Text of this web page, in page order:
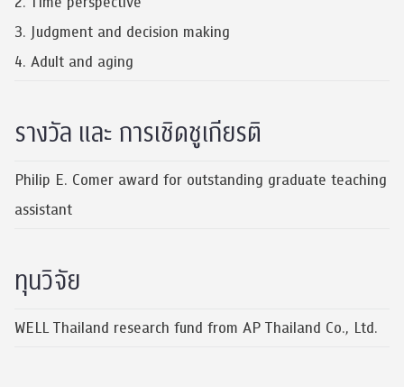
3. Judgment and decision making
4. Adult and aging
รางวัล และ การเชิดชูเกียรติ
Philip E. Comer award for outstanding graduate teaching
assistant
ทุนวิจัย
WELL Thailand research fund from AP Thailand Co., Ltd.